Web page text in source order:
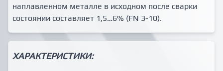
наплавленном металле в исходном после сварки
состоянии составляет 1,5…6% (FN 3-10).
ХАРАКТЕРИСТИКИ: